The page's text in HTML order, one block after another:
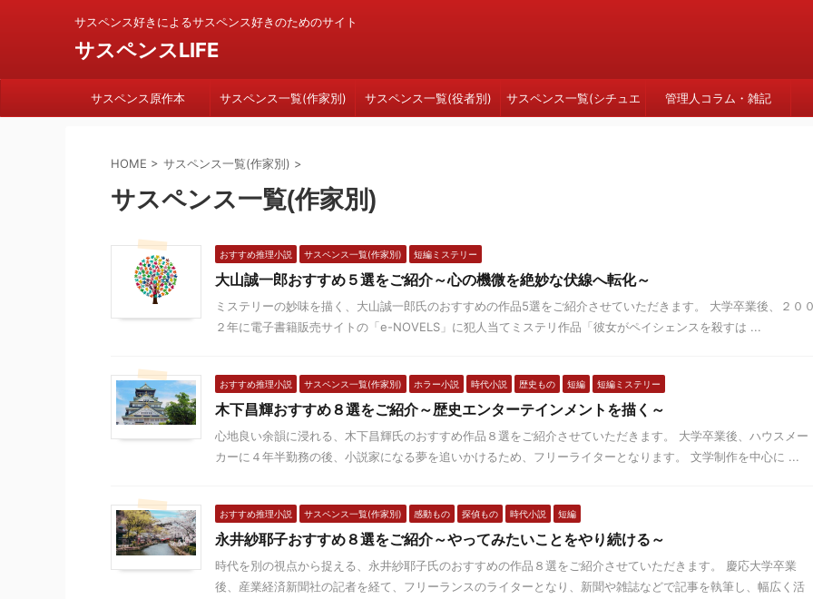
サスペンス好きによるサスペンス好きのためのサイト
サスペンスLIFE
サスペンス原作本 サスペンス一覧(作家別) サスペンス一覧(役者別) サスペンス一覧(シチュエ 管理人コラム・雑記
HOME > サスペンス一覧(作家別) >
サスペンス一覧(作家別)
おすすめ推理小説 サスペンス一覧(作家別) 短編ミステリー
大山誠一郎おすすめ５選をご紹介～心の機微を絶妙な伏線へ転化～
ミステリーの妙味を描く、大山誠一郎氏のおすすめの作品5選をご紹介させていただきます。 大学卒業後、２０
２年に電子書籍販売サイトの「e-NOVELS」に犯人当てミステリ作品「彼女がペイシェンスを殺すは ...
おすすめ推理小説 サスペンス一覧(作家別) ホラー小説 時代小説 歴史もの 短編 短編ミステリー
木下昌輝おすすめ８選をご紹介～歴史エンターテインメントを描く～
心地良い余韻に浸れる、木下昌輝氏のおすすめ作品８選をご紹介させていただきます。 大学卒業後、ハウスメー
カーに４年半勤務の後、小説家になる夢を追いかけるため、フリーライターとなります。 文学制作を中心に ...
おすすめ推理小説 サスペンス一覧(作家別) 感動もの 探偵もの 時代小説 短編
永井紗耶子おすすめ８選をご紹介～やってみたいことをやり続ける～
時代を別の視点から捉える、永井紗耶子氏のおすすめの作品８選をご紹介させていただきます。 慶応大学卒業
後、産業経済新聞社の記者を経て、フリーランスのライターとなり、新聞や雑誌などで記事を執筆し、幅広く活